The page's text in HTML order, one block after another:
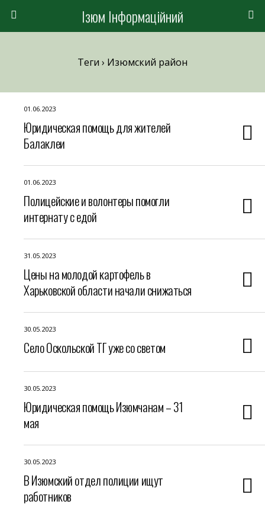
Ізюм Інформаційний
Теги › Изюмский район
01.06.2023
Юридическая помощь для жителей
Балаклеи
01.06.2023
Полицейские и волонтеры помогли
интернату с едой
31.05.2023
Цены на молодой картофель в
Харьковской области начали снижаться
30.05.2023
Село Оскольской ТГ уже со светом
30.05.2023
Юридическая помощь Изюмчанам – 31
мая
30.05.2023
В Изюмский отдел полиции ищут
работников